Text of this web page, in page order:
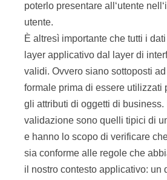
poterlo presentare all‘utente
utente.
È altresì importante che tutti i
layer applicativo dal layer di
validi. Ovvero siano sottoposti
formale prima di essere utilizzati
gli attributi di oggetti di business.
validazione sono quelli tipici di
e hanno lo scopo di verificare
sia conforme alle regole che
il nostro contesto applicativo: un